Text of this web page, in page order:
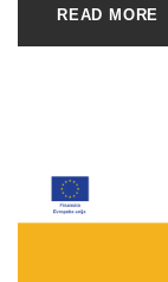
READ MORE